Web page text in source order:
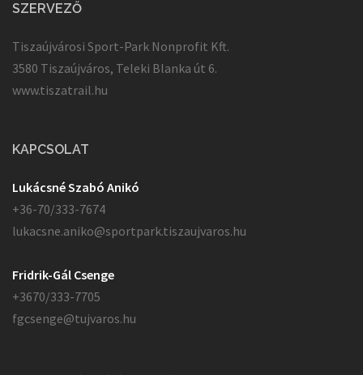
SZERVEZŐ
Tiszaújvárosi Sport-Park Nonprofit Kft.
3580 Tiszaújváros, Teleki Blanka út 6.
www.tiszatrail.hu
KAPCSOLAT
Lukácsné Szabó Anikó
+36-70/333-7674
lukacsne.aniko@sportpark.tiszaujvaros.hu
Fridrik-Gál Csenge
+3670/333-7705
fgcsenge@tujvaros.hu